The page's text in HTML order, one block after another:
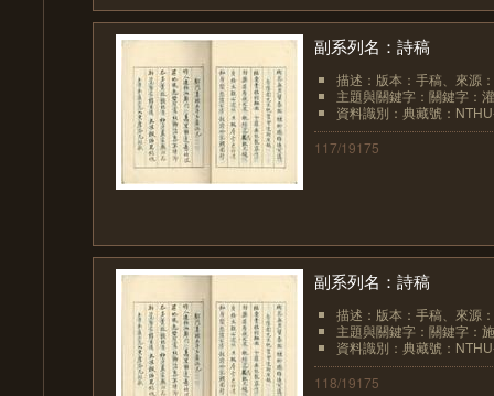
副系列名：詩稿
描述：版本：手稿、來源
主題與關鍵字：關鍵字：
資料識別：典藏號：
117/19175
副系列名：詩稿
描述：版本：手稿、來源
主題與關鍵字：關鍵字：
資料識別：典藏號：
118/19175